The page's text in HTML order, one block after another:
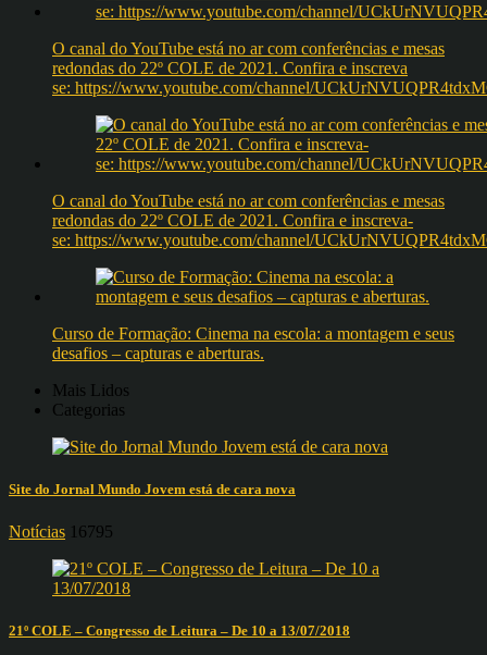
O canal do YouTube está no ar com conferências e mesas
redondas do 22º COLE de 2021. Confira e inscreva
se: https://www.youtube.com/channel/
O canal do YouTube está no ar com conferências e mesas
redondas do 22º COLE de 2021. Confira e inscreva-
se: https://www.youtube.com/channel/
Curso de Formação: Cinema na escola: a montagem e seus
desafios – capturas e aberturas.
Mais Lidos
Categorias
Site do Jornal Mundo Jovem está de cara nova
Notícias 16795
21º COLE – Congresso de Leitura – De 10 a 13/07/2018